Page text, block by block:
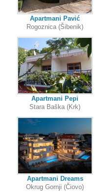
Apartmani Pavić
Rogoznica (Šibenik)
Apartmani Pepi
Stara Baška (Krk)
Apartmani Dreams
Okrug Gornji (Čiovo)